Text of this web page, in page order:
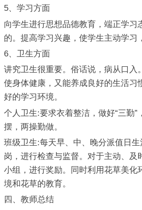
5、学习方面
向学生进行思想品德教育，端正学习
的。提高学习兴趣，使学生主动学习
6、卫生方面
讲究卫生很重要。俗话说，病从口入
使身体健康，又能养成良好的生活习
好的学习环境。
个人卫生:要求衣着整洁，做好“三勤”
摆，两操勤做。
班级卫生:每天早、中、晚分派值日
岗，进行检查与监督。对于主动、及
小组，进行奖励。同时利用花草美化
境和花草的教育。
四、教师总结